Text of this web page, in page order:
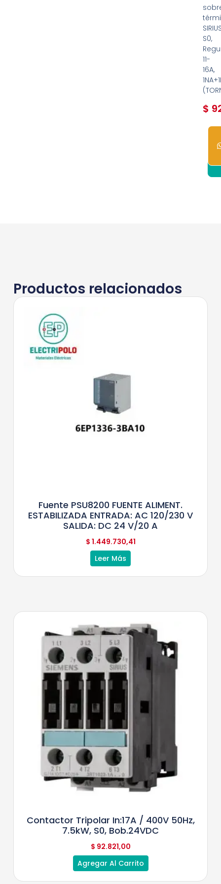
S0,
11-
16A,
$
1
Productos relacionados
Fuente PSU8200 FUENTE ALIMENT.
ESTABILIZADA ENTRADA: AC 120/230 V
SALIDA: DC 24 V/20 A
$ 1.449.730,41
Leer Más
Contactor Tripolar In:17A / 400V 50Hz,
7.5kW, S0, Bob.24VDC
$ 92.821,00
Agregar Al Carrito